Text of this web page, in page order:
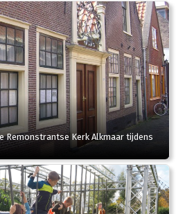
Remonstrantse Kerk Alkmaar tijdens